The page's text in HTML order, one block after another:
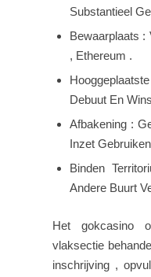
Substantieel
Bewaarplaats
, Ethereum .
Debuut En
Afbakening :
Inzet
Binden
Andere Buurt
Het gokcasino
vlaksectie
inschrijving ,